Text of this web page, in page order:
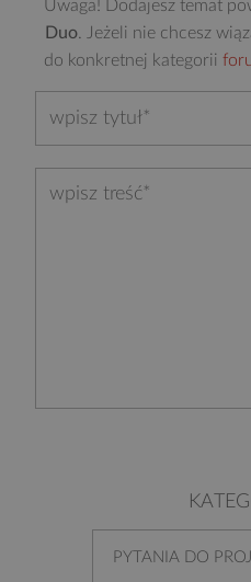
Uwaga! Dodajesz temat
Duo. Jeżeli nie chcesz
do konkretnej kategorii
PYTANIA DO